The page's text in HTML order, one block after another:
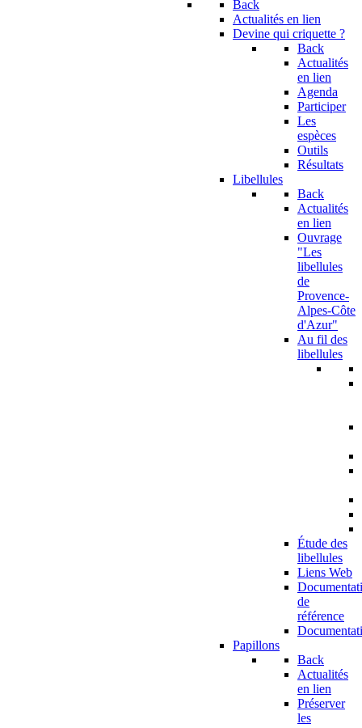
Back
Actualités en lien
Devine qui criquette ?
Back
Actualités
en lien
Agenda
Participer
Les
espèces
Outils
Résultats
Libellules
Back
Actualités
en lien
Ouvrage
"Les
libellules
de
Provence-
Alpes-Côte
d'Azur"
Au fil des
libellules
Étude des
libellules
Liens Web
de
référence
Papillons
Back
Actualités
en lien
Préserver
les